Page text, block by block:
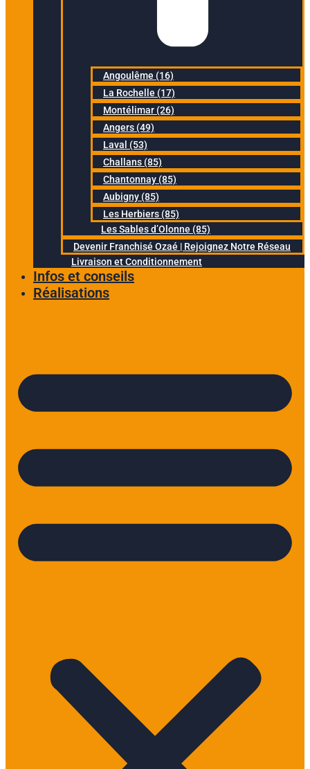
Angoulême (16)
La Rochelle (17)
Montélimar (26)
Angers (49)
Laval (53)
Challans (85)
Chantonnay (85)
Aubigny (85)
Les Herbiers (85)
Les Sables d’Olonne (85)
Devenir Franchisé Ozaé | Rejoignez Notre Réseau
Livraison et Conditionnement
Infos et conseils
Réalisations